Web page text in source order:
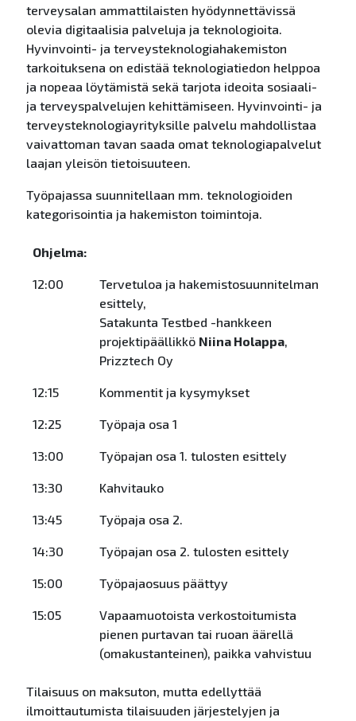
terveysalan ammattilaisten hyödynnettävissä
olevia digitaalisia palveluja ja teknologioita.
Hyvinvointi- ja terveysteknologiahakemiston
tarkoituksena on edistää teknologiatiedon helppoa
ja nopeaa löytämistä sekä tarjota ideoita sosiaali-
ja terveyspalvelujen kehittämiseen. Hyvinvointi- ja
terveysteknologiayrityksille palvelu mahdollistaa
vaivattoman tavan saada omat teknologiapalvelut
laajan yleisön tietoisuuteen.
Työpajassa suunnitellaan mm. teknologioiden
kategorisointia ja hakemiston toimintoja.
Ohjelma:
12:00
Tervetuloa ja hakemistosuunnitelman
esittely,
Satakunta Testbed -hankkeen
projektipäällikkö Niina Holappa,
Prizztech Oy
12:15 Kommentit ja kysymykset
12:25 Työpaja osa 1
13:00 Työpajan osa 1. tulosten esittely
13:30 Kahvitauko
13:45 Työpaja osa 2.
14:30 Työpajan osa 2. tulosten esittely
15:00 Työpajaosuus päättyy
15:05
Vapaamuotoista verkostoitumista
pienen purtavan tai ruoan äärellä
(omakustanteinen), paikka vahvistuu
Tilaisuus on maksuton, mutta edellyttää
ilmoittautumista tilaisuuden järjestelyjen ja